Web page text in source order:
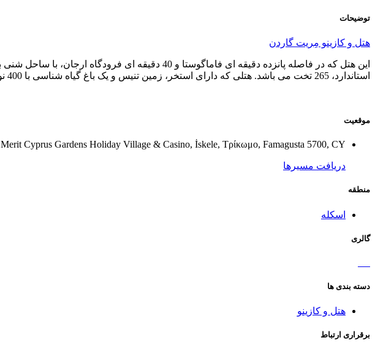
توضیحات
هتل و کازینو مِریت گاردن
استاندارد، 265 تخت می باشد. هتلی که دارای استخر، زمین تنیس و یک باغ گیاه شناسی با 400 نوع گیاه است.
موقعیت
Merit Cyprus Gardens Holiday Village & Casino, İskele, Τρίκωμο, Famagusta 5700, CY
دریافت مسیرها
منطقه
اسکله
گالری
دسته بندی ها
هتل و کازینو
برقراری ارتباط